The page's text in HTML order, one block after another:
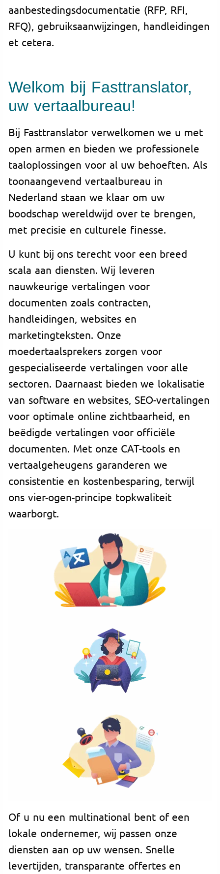
aanbestedingsdocumentatie (RFP, RFI,
RFQ), gebruiksaanwijzingen, handleidingen
et cetera.
Welkom bij Fasttranslator,
uw vertaalbureau!
Bij Fasttranslator verwelkomen we u met
open armen en bieden we professionele
taaloplossingen voor al uw behoeften. Als
toonaangevend vertaalbureau in
Nederland staan we klaar om uw
boodschap wereldwijd over te brengen,
met precisie en culturele finesse.
U kunt bij ons terecht voor een breed
scala aan diensten. Wij leveren
nauwkeurige vertalingen voor
documenten zoals contracten,
handleidingen, websites en
marketingteksten. Onze
moedertaalsprekers zorgen voor
gespecialiseerde vertalingen voor alle
sectoren. Daarnaast bieden we lokalisatie
van software en websites, SEO-vertalingen
voor optimale online zichtbaarheid, en
beëdigde vertalingen voor officiële
documenten. Met onze CAT-tools en
vertaalgeheugens garanderen we
consistentie en kostenbesparing, terwijl
ons vier-ogen-principe topkwaliteit
waarborgt.
Of u nu een multinational bent of een
lokale ondernemer, wij passen onze
diensten aan op uw wensen. Snelle
levertijden, transparante offertes en